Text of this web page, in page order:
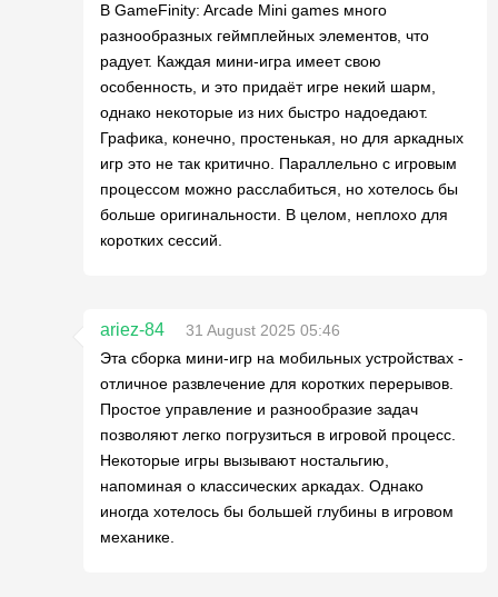
В GameFinity: Arcade Mini games много
разнообразных геймплейных элементов, что
радует. Каждая мини-игра имеет свою
особенность, и это придаёт игре некий шарм,
однако некоторые из них быстро надоедают.
Графика, конечно, простенькая, но для аркадных
игр это не так критично. Параллельно с игровым
процессом можно расслабиться, но хотелось бы
больше оригинальности. В целом, неплохо для
коротких сессий.
ariez-84
31 August 2025 05:46
Эта сборка мини-игр на мобильных устройствах -
отличное развлечение для коротких перерывов.
Простое управление и разнообразие задач
позволяют легко погрузиться в игровой процесс.
Некоторые игры вызывают ностальгию,
напоминая о классических аркадах. Однако
иногда хотелось бы большей глубины в игровом
механике.